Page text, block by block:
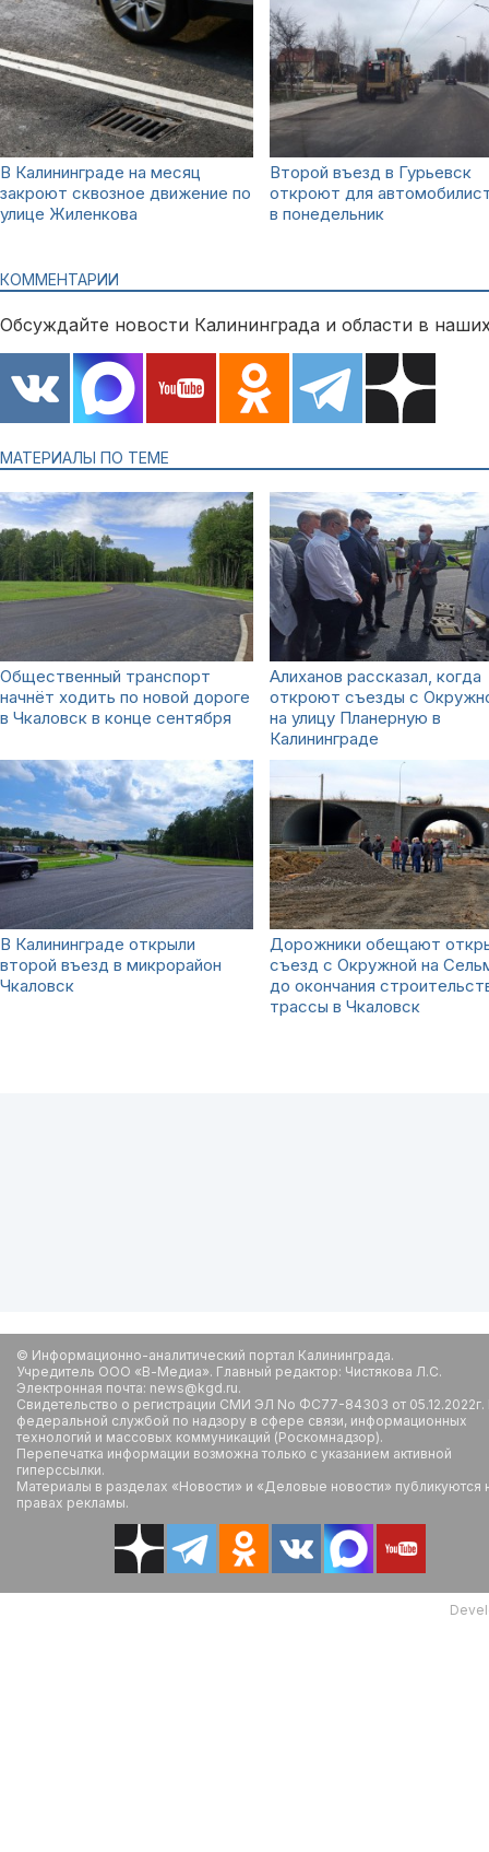
В Калининграде на месяц
закроют сквозное движение по
улице Жиленкова
Второй въезд в Гурьевск
откроют для
в понедельник
КОММЕНТАРИИ
Обсуждайте новости Калининграда и области в
МАТЕРИАЛЫ ПО ТЕМЕ
Общественный транспорт
начнёт ходить по новой дороге
в Чкаловск в конце сентября
Алиханов рассказал, когда
откроют съезды с
на улицу Планерную в
Калининграде
В Калининграде открыли
второй въезд в микрорайон
Чкаловск
Дорожники обещают
съезд с Окружной на
до окончания
трассы в Чкаловск
© Информационно-аналитический портал Калининграда.
Учредитель ООО «В-Медиа». Главный редактор: Чистякова Л.С.
Электронная почта: news@kgd.ru.
Свидетельство о регистрации СМИ ЭЛ No ФС77-84303 от
федеральной службой по надзору в сфере связи, информационных
технологий и массовых коммуникаций (Роскомнадзор).
Перепечатка информации возможна только с указанием активной
гиперссылки.
Материалы в разделах «Новости» и «Деловые новости» публикуются
правах рекламы.